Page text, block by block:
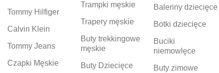
Tommy Hilfiger
Calvin Klein
Tommy Jeans
Czapki Męskie
Trampki męskie
Trapery męskie
Buty trekkingowe
męskie
Buty Dziecięce
Baleriny dziecięce
Botki dziecięce
Buciki
niemowlęce
Buty zimowe